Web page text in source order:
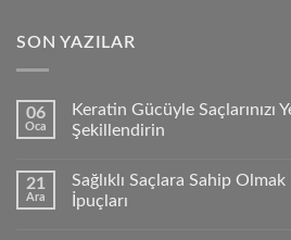
SON YAZILAR
06
Oca
Keratin Gücüyle Saçlarınızı
Şekillendirin
21
Ara
Sağlıklı Saçlara Sahip
İpuçları